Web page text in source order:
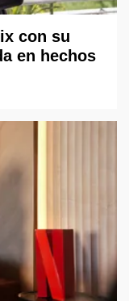
con su
en hechos